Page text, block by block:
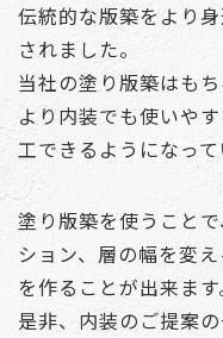
伝統的な版築をより
されました。
当社の塗り版築はも
より内装でも使いや
工できるようになっ
塗り版築を使うこと
ション、層の幅を変
を作ることが出来ます
是非、内装のご提案